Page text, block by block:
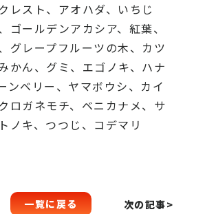
レスト、アオハダ、いちじ
ゴールデンアカシア、紅葉、
グレープフルーツの木、カツ
かん、グミ、 エゴノキ、ハナ
ンベリー、ヤマボウシ、カイ
ロガネモチ、ベニカナメ、サ
ノキ、 つつじ、コデマリ
一覧に戻る 次の記事>